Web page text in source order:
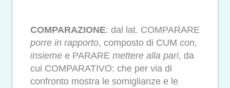
COMPARAZIONE: dal lat. COMPARARE
porre in rapporto, composto di CUM con,
insieme e PARARE mettere alla pari, da
cui COMPARATIVO: che per via di
confronto mostra le somiglianze e le